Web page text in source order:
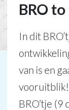
BRO
In dit
van is en
BRO’tje (9